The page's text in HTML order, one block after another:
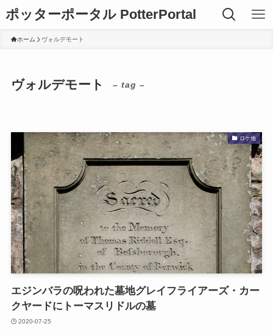
ポッターポータル PotterPortal
ホーム ヴォルデモート
ヴォルデモート – tag –
ロケ地
エジンバラの呪われた墓地グレイフライアーズ・カー
クヤードにトーマスリドルの墓
2020-07-25